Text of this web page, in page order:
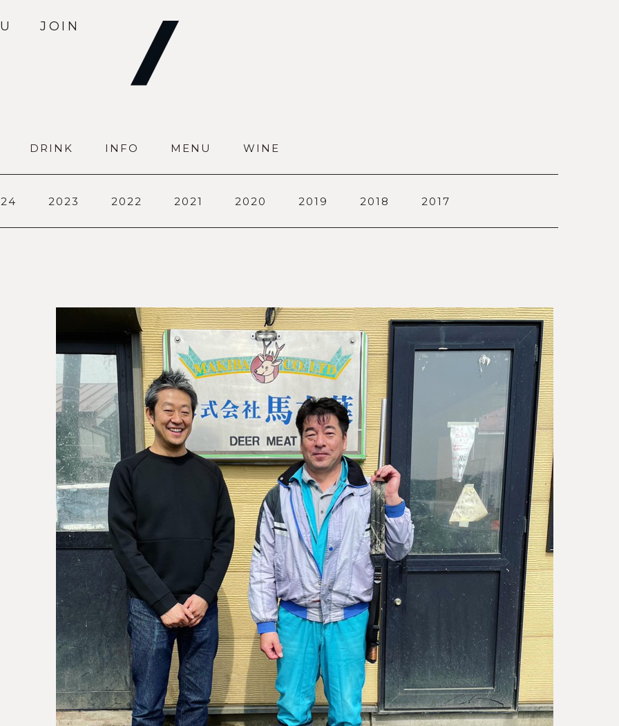
JOIN
DRINK INFO MENU WINE
2023 2022 2021 2020 2019 2018 2017